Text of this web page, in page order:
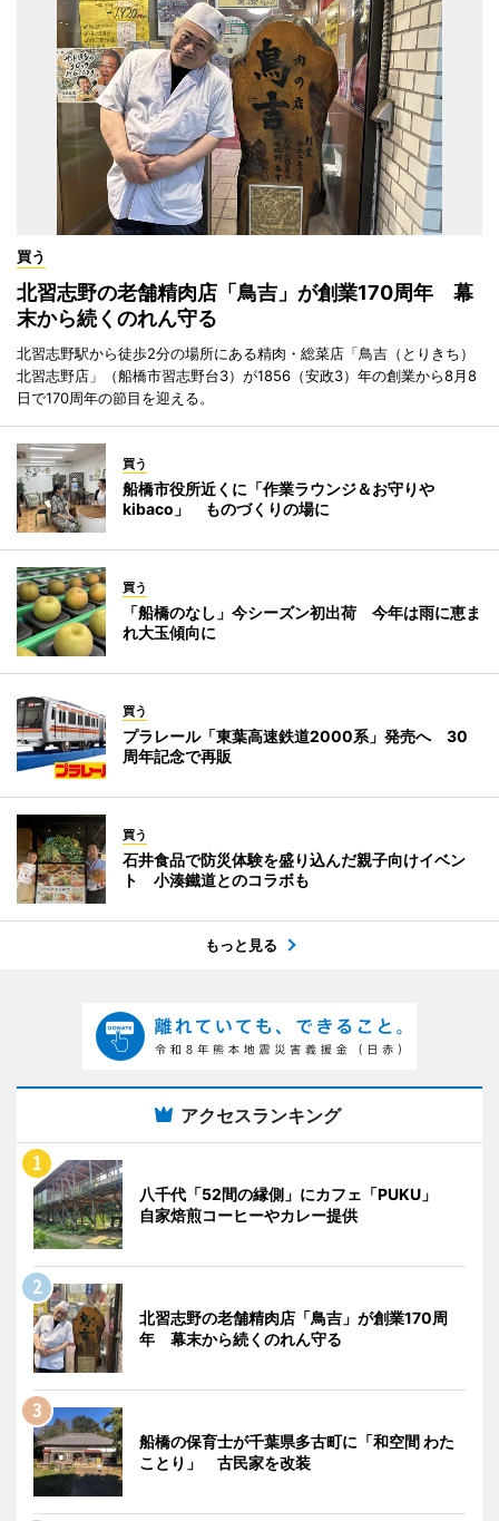
買う
北習志野の老舗精肉店「鳥吉」が創業170周年 幕
末から続くのれん守る
北習志野駅から徒歩2分の場所にある精肉・総菜店「鳥吉（とりきち）
北習志野店」（船橋市習志野台3）が1856（安政3）年の創業から8月8
日で170周年の節目を迎える。
買う
船橋市役所近くに「作業ラウンジ＆お守りや
kibaco」 ものづくりの場に
買う
「船橋のなし」今シーズン初出荷 今年は雨に恵ま
れ大玉傾向に
買う
プラレール「東葉高速鉄道2000系」発売へ 30
周年記念で再販
買う
石井食品で防災体験を盛り込んだ親子向けイベン
ト 小湊鐵道とのコラボも
もっと見る
アクセスランキング
八千代「52間の縁側」にカフェ「PUKU」
自家焙煎コーヒーやカレー提供
北習志野の老舗精肉店「鳥吉」が創業170周
年 幕末から続くのれん守る
船橋の保育士が千葉県多古町に「和空間 わた
ことり」 古民家を改装